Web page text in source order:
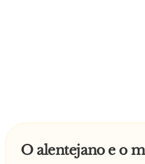
O alentejano e o